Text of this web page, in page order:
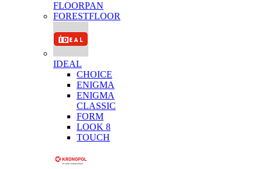
FLOORPAN
FORESTFLOOR
IDEAL
CHOICE
ENIGMA
ENIGMA
CLASSIC
FORM
LOOK 8
TOUCH